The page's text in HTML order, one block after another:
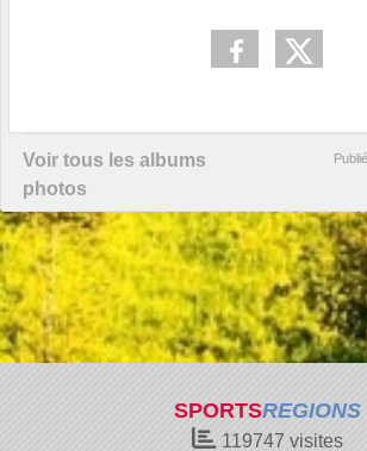
Voir tous les albums
photos
SPORTSREGIONS
119747 visites